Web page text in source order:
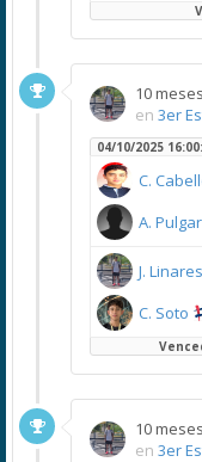
10
en 3er
04/10/2025
C.
A. Pulgar
J. Linares
C. Soto
10
en 3er